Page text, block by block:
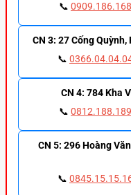
📞 0909.186.168
CN 3: 27 Cống Quỳnh,
📞
CN 4: 784 Kha
📞 0812.188.189
CN 5: 296 Hoàng
📞